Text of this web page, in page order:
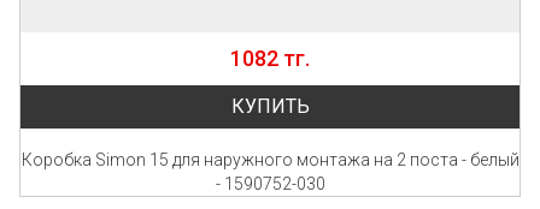
1082 тг.
КУПИТЬ
Коробка Simon 15 для наружного монтажа на 2 поста - белый
- 1590752-030